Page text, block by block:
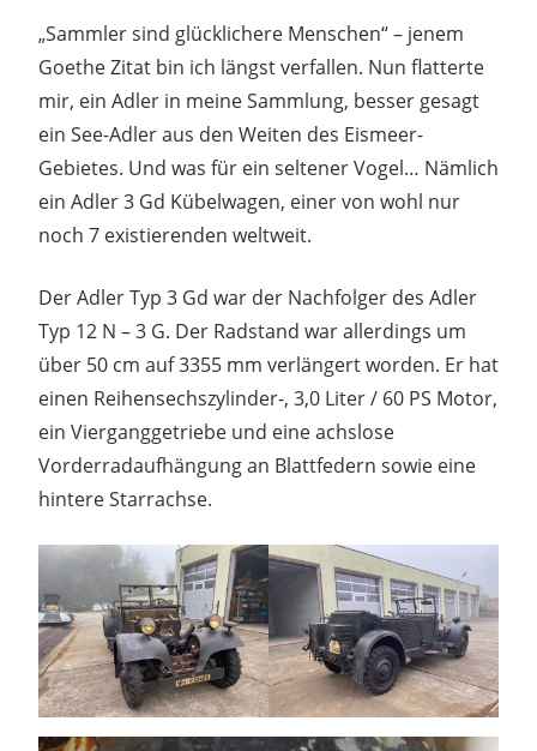
„Sammler sind glücklichere Menschen“ – jenem
Goethe Zitat bin ich längst verfallen. Nun flatterte
mir, ein Adler in meine Sammlung, besser gesagt
ein See-Adler aus den Weiten des Eismeer-
Gebietes. Und was für ein seltener Vogel… Nämlich
ein Adler 3 Gd Kübelwagen, einer von wohl nur
noch 7 existierenden weltweit.
Der Adler Typ 3 Gd war der Nachfolger des Adler
Typ 12 N – 3 G. Der Radstand war allerdings um
über 50 cm auf 3355 mm verlängert worden. Er hat
einen Reihensechszylinder-, 3,0 Liter / 60 PS Motor,
ein Vierganggetriebe und eine achslose
Vorderradaufhängung an Blattfedern sowie eine
hintere Starrachse.